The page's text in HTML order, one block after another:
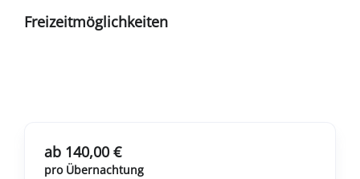
Freizeitmöglichkeiten
ab 140,00 €
pro Übernachtung